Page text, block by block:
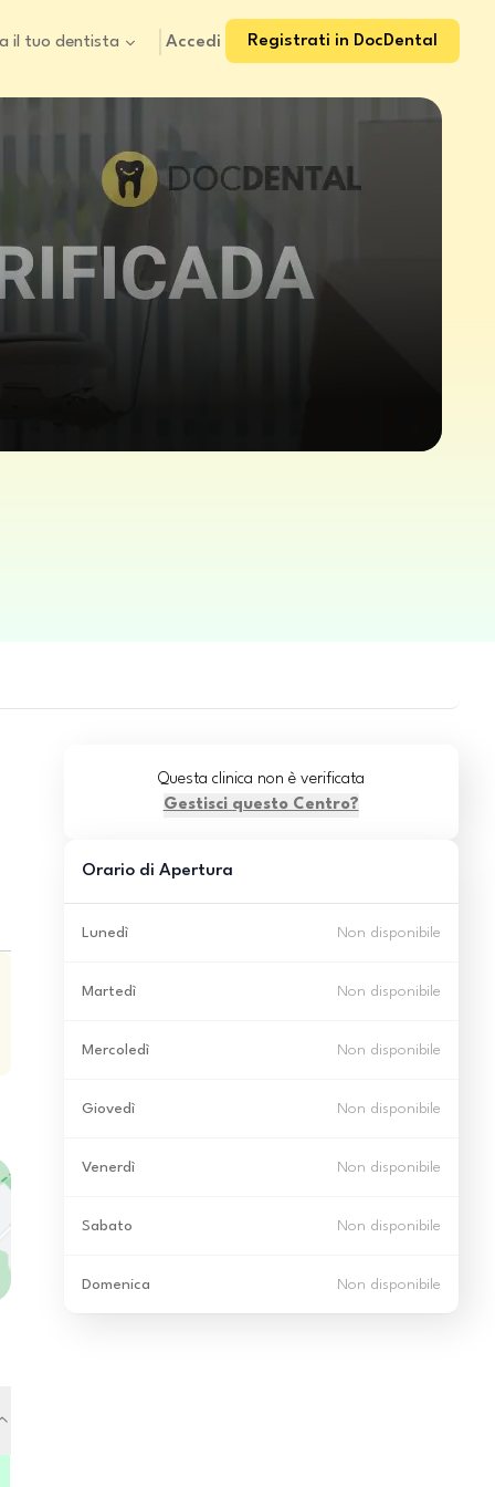
il tuo dentista Accedi Registrati in DocDental
Questa clinica non è verificata
Gestisci questo Centro?
Orario di Apertura
Lunedì Non disponibile
Martedì Non disponibile
Mercoledì Non disponibile
Giovedì Non disponibile
Venerdì Non disponibile
Sabato Non disponibile
Domenica Non disponibile